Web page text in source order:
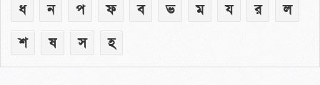
ধ
ন প ফ ব ভ ম য র
ল
শ
ষ স হ